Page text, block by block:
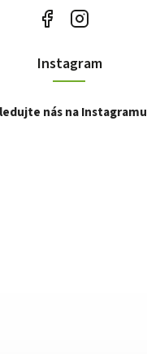
Instagram
nás na Instagramu